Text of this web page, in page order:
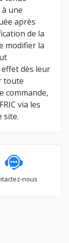
une
après
de la
modifier la
dès leur
toute
commande,
via les
site.
nous